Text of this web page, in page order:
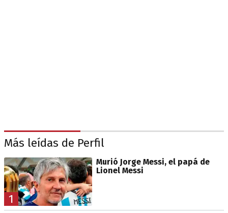
Más leídas de Perfil
1
Murió Jorge Messi, el papá de
Lionel Messi